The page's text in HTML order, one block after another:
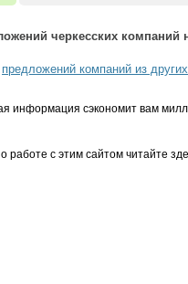
черкесских компаний
предложений компаний из
информация сэкономит вам
о работе с этим сайтом читайте